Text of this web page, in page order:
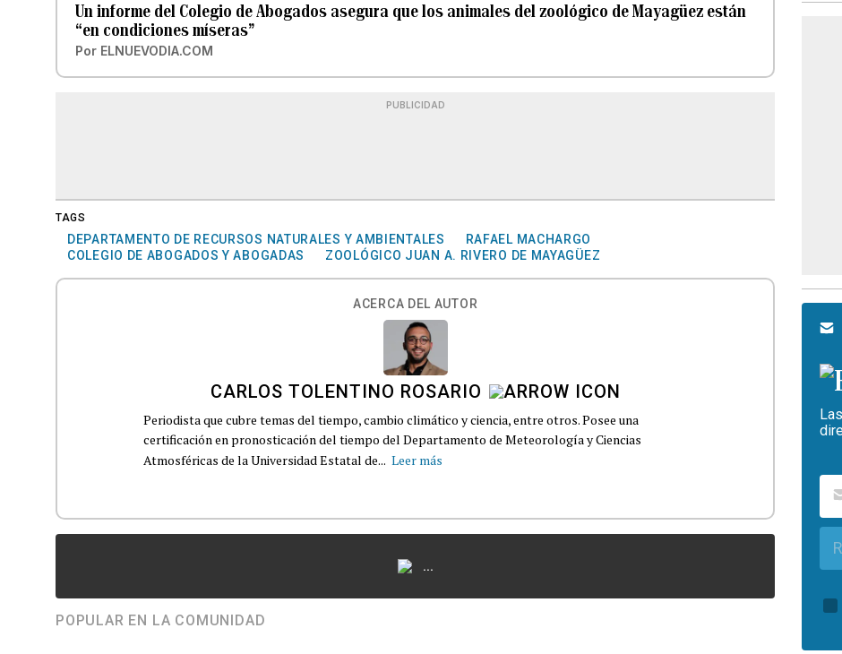
Un informe del Colegio de Abogados asegura que los animales del zoológico de Mayagüez están
“en condiciones míseras”
Por ELNUEVODIA.COM
PUBLICIDAD
TAGS
DEPARTAMENTO DE RECURSOS NATURALES Y AMBIENTALES
RAFAEL MACHARGO
COLEGIO DE ABOGADOS Y ABOGADAS
ZOOLÓGICO JUAN A. RIVERO DE MAYAGÜEZ
ACERCA DEL AUTOR
CARLOS TOLENTINO ROSARIO
Periodista que cubre temas del tiempo, cambio climático y ciencia, entre otros. Posee una
certificación en pronosticación del tiempo del Departamento de Meteorología y Ciencias
Atmosféricas de la Universidad Estatal de... Leer más
...
POPULAR EN LA COMUNIDAD